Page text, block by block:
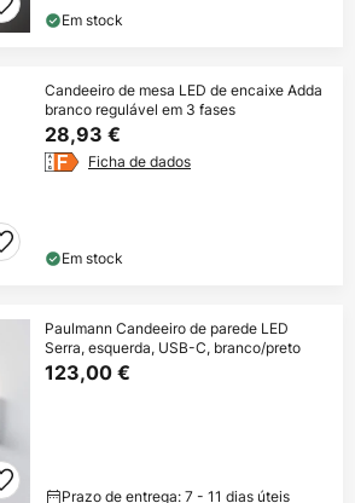
Em stock
Candeeiro de mesa LED de encaixe Adda
branco regulável em 3 fases
28,93 €
Ficha de dados
Em stock
Paulmann Candeeiro de parede LED
Serra, esquerda, USB-C, branco/preto
123,00 €
Prazo de entrega: 7 - 11 dias úteis